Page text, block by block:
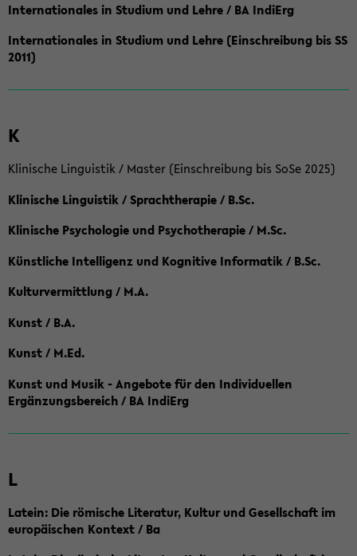
Internationales in Studium und Lehre / BA IndiErg
Internationales in Studium und Lehre (Einschreibung bis SS
2011)
K
Klinische Linguistik / Master (Einschreibung bis SoSe 2025)
Klinische Linguistik / Sprachtherapie / B.Sc.
Klinische Psychologie und Psychotherapie / M.Sc.
Künstliche Intelligenz und Kognitive Informatik / B.Sc.
Kulturvermittlung / M.A.
Kunst / B.A.
Kunst / M.Ed.
Kunst und Musik - Angebote für den Individuellen
Ergänzungsbereich / BA IndiErg
L
Latein: Die römische Literatur, Kultur und Gesellschaft im
europäischen Kontext / Ba